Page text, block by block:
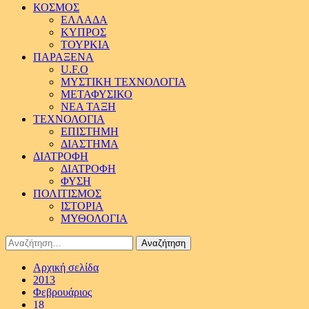
ΚΟΣΜΟΣ
ΕΛΛΑΔΑ
ΚΥΠΡΟΣ
ΤΟΥΡΚΙΑ
ΠΑΡΑΞΕΝΑ
U.F.O
ΜΥΣΤΙΚΗ ΤΕΧΝΟΛΟΓΙΑ
ΜΕΤΑΦΥΣΙΚΟ
ΝΕΑ ΤΑΞΗ
ΤΕΧΝΟΛΟΓΙΑ
ΕΠΙΣΤΗΜΗ
ΔΙΑΣΤΗΜΑ
ΔΙΑΤΡΟΦΗ
ΔΙΑΤΡΟΦΗ
ΦΥΣΗ
ΠΟΛΙΤΙΣΜΟΣ
ΙΣΤΟΡΙΑ
ΜΥΘΟΛΟΓΙΑ
Αναζήτηση
για:
Αρχική σελίδα
2013
Φεβρουάριος
18